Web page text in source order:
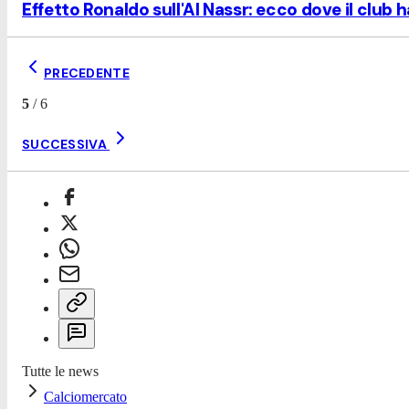
Effetto Ronaldo sull'Al Nassr: ecco dove il club
PRECEDENTE
5 /6
SUCCESSIVA
Tutte le news
Calciomercato